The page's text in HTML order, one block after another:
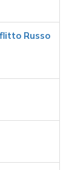
Russo